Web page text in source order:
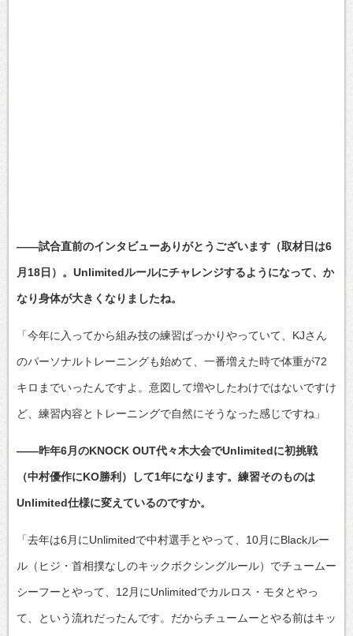
――試合直前のインタビューありがとうございます（取材日は6
月18日）。Unlimitedルールにチャレンジするようになって、か
なり身体が大きくなりましたね。
「今年に入ってから組み技の練習ばっかりやっていて、KJさん
のパーソナルトレーニングも始めて、一番増えた時で体重が72
キロまでいったんですよ。意図して増やしたわけではないですけ
ど、練習内容とトレーニングで自然にそうなった感じですね」
――昨年6月のKNOCK OUT代々木大会でUnlimitedに初挑戦
（中村優作にKO勝利）して1年になります。練習そのものは
Unlimited仕様に変えているのですか。
「去年は6月にUnlimitedで中村選手とやって、10月にBlackルー
ル（ヒジ・首相撲なしのキックボクシングルール）でチュームー
シーフーとやって、12月にUnlimitedでカルロス・モタとやっ
て、という流れだったんです。だからチュームーとやる前はキッ